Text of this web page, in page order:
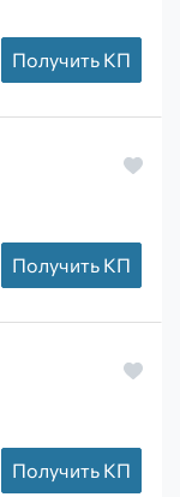
Получить КП
Получить КП
Получить КП